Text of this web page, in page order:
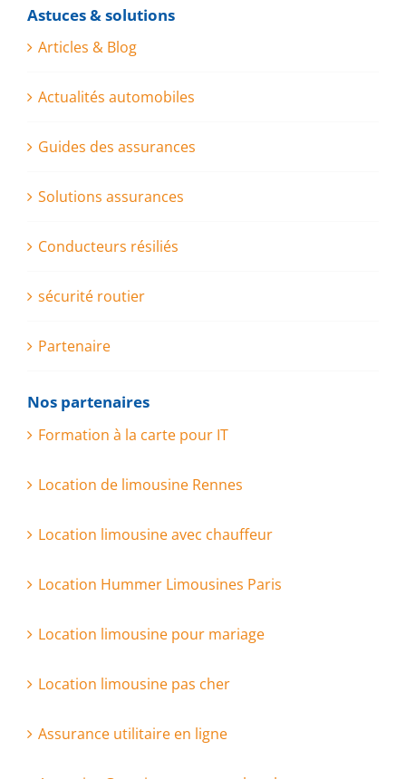
Astuces & solutions
Articles & Blog
Actualités automobiles
Guides des assurances
Solutions assurances
Conducteurs résiliés
sécurité routier
Partenaire
Nos partenaires
Formation à la carte pour IT
Location de limousine Rennes
Location limousine avec chauffeur
Location Hummer Limousines Paris
Location limousine pour mariage
Location limousine pas cher
Assurance utilitaire en ligne